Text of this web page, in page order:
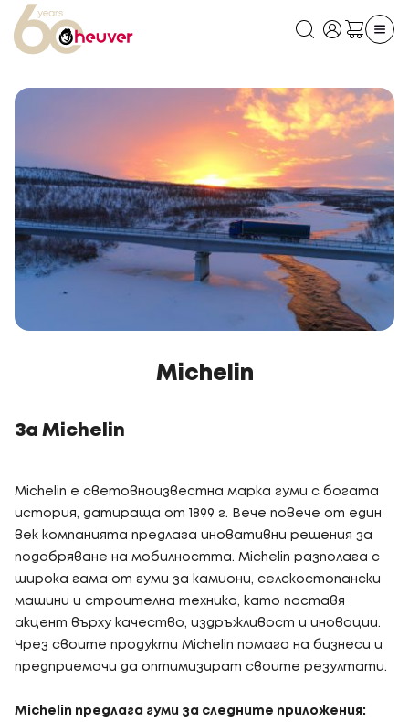
Michelin
За Michelin
Michelin е световноизвестна марка гуми с богата
история, датираща от 1899 г. Вече повече от един
век компанията предлага иновативни решения за
подобряване на мобилността. Michelin разполага с
широка гама от гуми за камиони, селскостопански
машини и строителна техника, като поставя
акцент върху качество, издръжливост и иновации.
Чрез своите продукти Michelin помага на бизнеси и
предприемачи да оптимизират своите резултати.
Michelin предлага гуми за следните приложения: